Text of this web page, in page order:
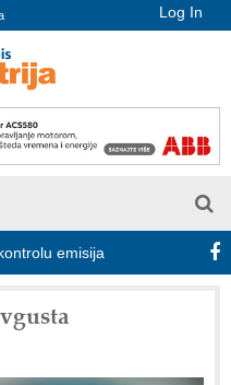
Log In
emisija Proizvodnja iC7